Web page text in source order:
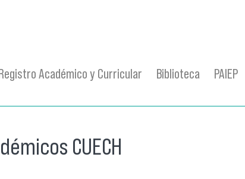
Académico y Curricular Biblioteca PAIEP
CUECH